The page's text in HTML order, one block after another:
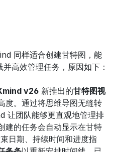
同样适合创建甘特图，能
高效管理任务，原因如下：
v26 新推出的甘特图视
度。通过将思维导图无缝转
让团队能够更直观地管理排
建的任务会自动显示在甘特
日期、持续时间和进度指